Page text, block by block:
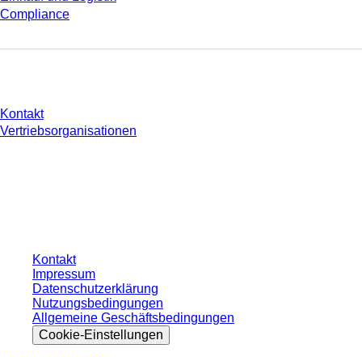
Compliance
Kontakt
Vertriebsorganisationen
Kontakt
Impressum
Datenschutzerklärung
Nutzungsbedingungen
Allgemeine Geschäftsbedingungen
Cookie-Einstellungen